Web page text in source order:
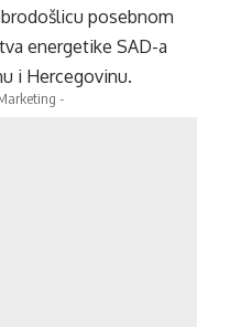
posebnom
energetike SAD-a
i Hercegovinu.
-